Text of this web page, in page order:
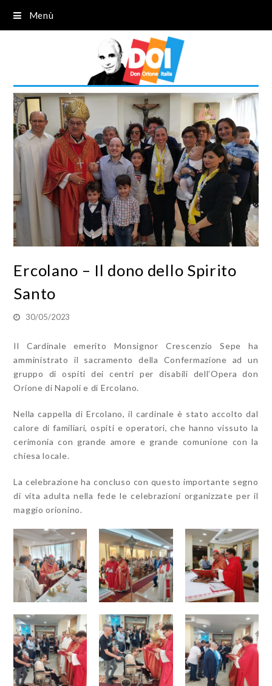
Menù
Ercolano – Il dono dello Spirito
Santo
30/05/2023
Il Cardinale emerito Monsignor Crescenzio Sepe ha
amministrato il sacramento della Confermazione ad un
gruppo di ospiti dei centri per disabili dell’Opera don
Orione di Napoli e di Ercolano.
Nella cappella di Ercolano, il cardinale è stato accolto dal
calore di familiari, ospiti e operatori, che hanno vissuto la
cerimonia con grande amore e grande comunione con la
chiesa locale.
La celebrazione ha concluso con questo importante segno
di vita adulta nella fede le celebrazioni organizzate per il
maggio orionino.